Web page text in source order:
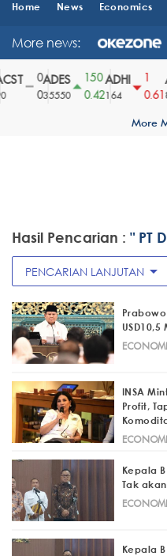
Home News Economics
More news:
ADES
35550
150
0.42
ADHI
164
0.61
More
Hasil Pencarian : " PT
PENCARIAN LANJUTAN arrow_drop_down
Prabowo
INSA
Profit,
Kepala
Tak
Kepala